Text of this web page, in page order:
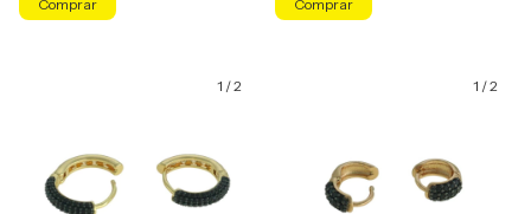
1 /2 1 /2